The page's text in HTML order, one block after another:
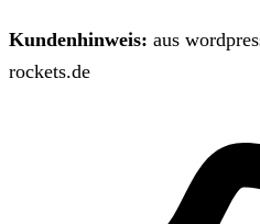
Kundenhinweis: aus
rockets.de